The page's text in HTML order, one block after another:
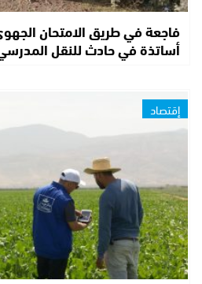
فاجعة في طريق الامتحان
أساتذة في حادث للنقل
إقتصاد